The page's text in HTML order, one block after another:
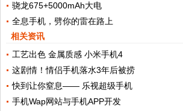
骁龙675+5000mAh大电
全息手机，劈你的雷在路上
相关资讯
工艺出色 金属质感 小米手机4
这剧情！情侣手机落水3年后被捞
快到让你窒息—— 乐视超级手机
手机Wap网站与手机APP开发